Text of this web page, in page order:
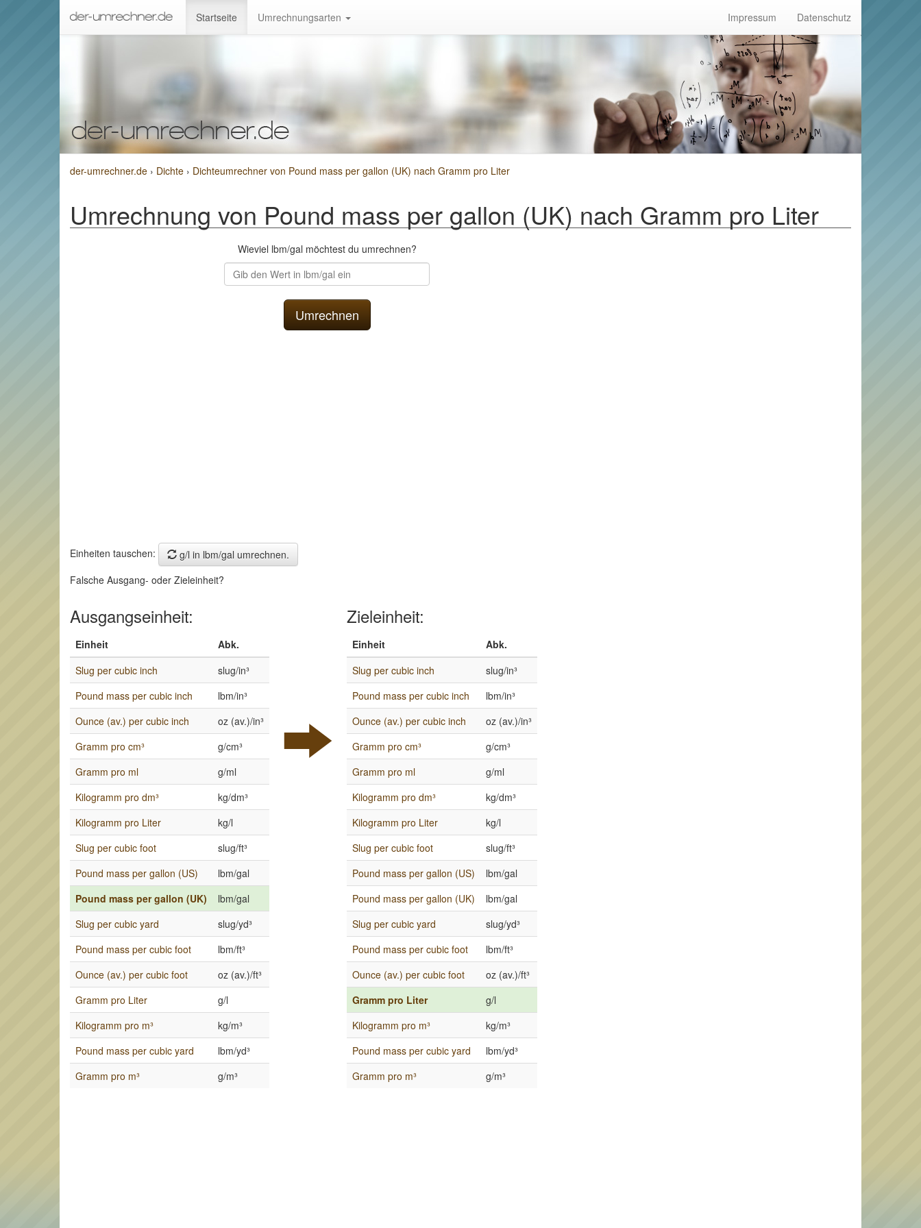
Startseite Umrechnungsarten Impressum Datenschutz
der-umrechner.de › Dichte › Dichteumrechner von Pound mass per gallon (UK) nach Gramm pro Liter
Umrechnung von Pound mass per gallon (UK) nach Gramm pro Liter
Wieviel lbm/gal möchtest du umrechnen?
Einheiten tauschen:
g/l in lbm/gal umrechnen.
Falsche Ausgang- oder Zieleinheit?
Ausgangseinheit:
Einheit
Abk.
Slug per cubic inch
slug/in³
Pound mass per cubic inch
lbm/in³
Ounce (av.) per cubic inch
oz (av.)/in³
Gramm pro cm³
g/cm³
Gramm pro ml
g/ml
Kilogramm pro dm³
kg/dm³
Kilogramm pro Liter
kg/l
Slug per cubic foot
slug/ft³
Pound mass per gallon (US)
lbm/gal
Pound mass per gallon (UK)
lbm/gal
Slug per cubic yard
slug/yd³
Pound mass per cubic foot
lbm/ft³
Ounce (av.) per cubic foot
oz (av.)/ft³
Gramm pro Liter
g/l
Kilogramm pro m³
kg/m³
Pound mass per cubic yard
lbm/yd³
Gramm pro m³
g/m³
Zieleinheit:
Einheit
Abk.
Slug per cubic inch
slug/in³
Pound mass per cubic inch
lbm/in³
Ounce (av.) per cubic inch
oz (av.)/in³
Gramm pro cm³
g/cm³
Gramm pro ml
g/ml
Kilogramm pro dm³
kg/dm³
Kilogramm pro Liter
kg/l
Slug per cubic foot
slug/ft³
Pound mass per gallon (US)
lbm/gal
Pound mass per gallon (UK)
lbm/gal
Slug per cubic yard
slug/yd³
Pound mass per cubic foot
lbm/ft³
Ounce (av.) per cubic foot
oz (av.)/ft³
Gramm pro Liter
g/l
Kilogramm pro m³
kg/m³
Pound mass per cubic yard
lbm/yd³
Gramm pro m³
g/m³